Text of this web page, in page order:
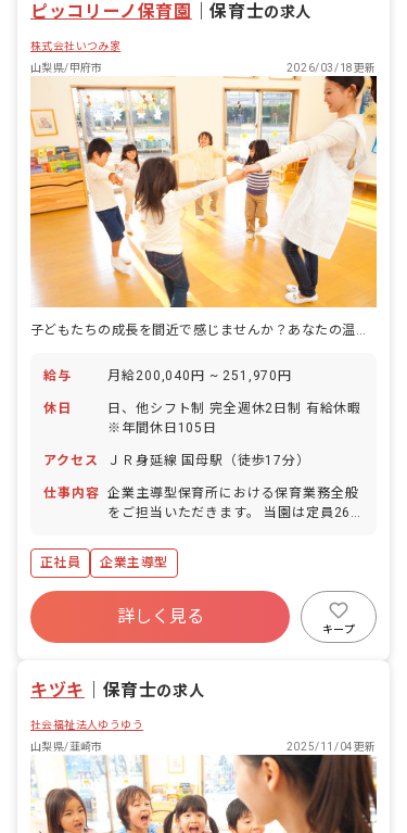
ピッコリーノ保育園 ｜保育士の求人
株式会社いつみ家
山梨県/甲府市
2026/03/18更新
子どもたちの成長を間近で感じませんか？あなたの温かい心が輝く場所がここにあります。
給与 月給200,040円 ~ 251,970円
休日
日、他シフト制 完全週休2日制 有給休暇
※年間休日105日
アクセス ＪＲ身延線 国母駅（徒歩17分）
仕事内容 企業主導型保育所における保育業務全般
をご担当いただきます。 当園は定員26
大切にしています。 ・持ち帰りの仕事は
ございません。 ・研修制度を充実させ、
処遇改善に努めています。 ・育児介護休
業制度をはじめ、福利厚生に力を入れて
います。 ・ブランクのある方、経験の少
す。 ■園児年齢層：0～5歳児
正社員 企業主導型
詳しく見る
キープ
キヅキ 保育士の求人
社会福祉法人ゆうゆう
山梨県/韮崎市
2025/11/04更新